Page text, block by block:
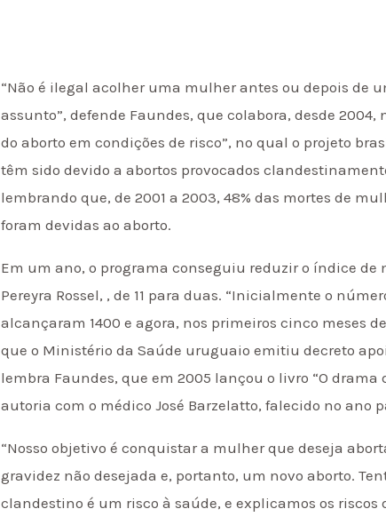
“Não é ilegal acolher uma mulher antes ou depois de
assunto”, defende Faundes, que colabora, desde
do aborto em condições de risco”, no qual o projeto
têm sido devido a abortos provocados
lembrando que, de 2001 a 2003, 48% das mortes de
foram devidas ao aborto.
Em um ano, o programa conseguiu reduzir o índice
Pereyra Rossel, , de 11 para duas. “Inicialmente o
alcançaram 1400 e agora, nos primeiros cinco meses
que o Ministério da Saúde uruguaio emitiu decreto
lembra Faundes, que em 2005 lançou o livro “O
autoria com o médico José Barzelatto, falecido no ano
“Nosso objetivo é conquistar a mulher que deseja
gravidez não desejada e, portanto, um novo aborto.
clandestino é um risco à saúde, e explicamos os